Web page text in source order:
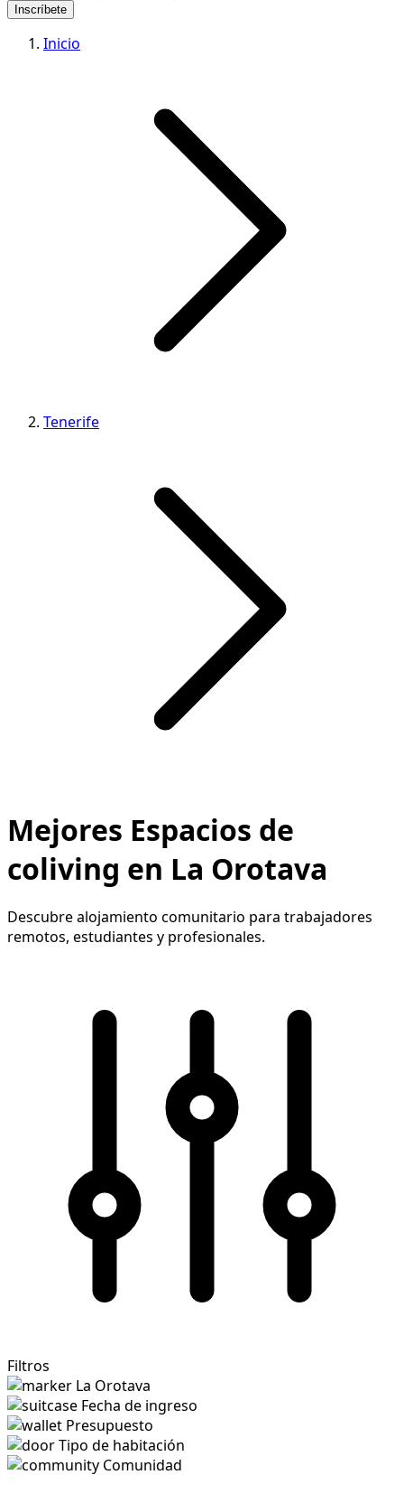
Inscríbete
Inicio
Tenerife
Mejores Espacios de
coliving en La Orotava
Descubre alojamiento comunitario para trabajadores
remotos, estudiantes y profesionales.
Filtros
La Orotava
Fecha de ingreso
Presupuesto
Tipo de habitación
Comunidad